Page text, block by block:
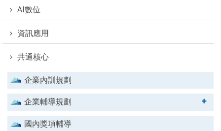
AI數位
資訊應用
共通核心
企業內訓規劃
企業輔導規劃
國內獎項輔導